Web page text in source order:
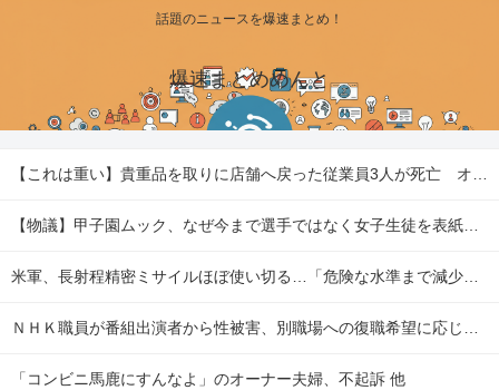
話題のニュースを爆速まとめ！
爆速まとめめんと
【これは重い】貴重品を取りに店舗へ戻った従業員3人が死亡 オンワードが再発防止策を発表 他
【物議】甲子園ムック、なぜ今まで選手ではなく女子生徒を表紙にしていたのか 他
米軍、長射程精密ミサイルほぼ使い切る…「危険な水準まで減少」と軍高官が警告！ 他
ＮＨＫ職員が番組出演者から性被害、別職場への復職希望に応じない不適切対応…メディア総局長が陳謝 他
「コンビニ馬鹿にすんなよ」のオーナー夫婦、不起訴 他